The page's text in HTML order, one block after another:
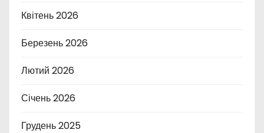
Квітень 2026
Березень 2026
Лютий 2026
Січень 2026
Грудень 2025